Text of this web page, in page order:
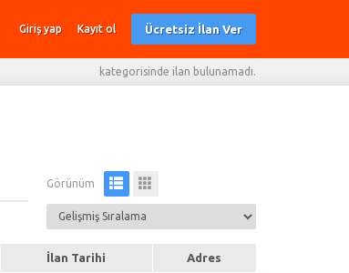
Giriş yap Kayıt ol Ücretsiz İlan Ver
kategorisinde ilan bulunamadı.
Görünüm
İlan Tarihi Adres